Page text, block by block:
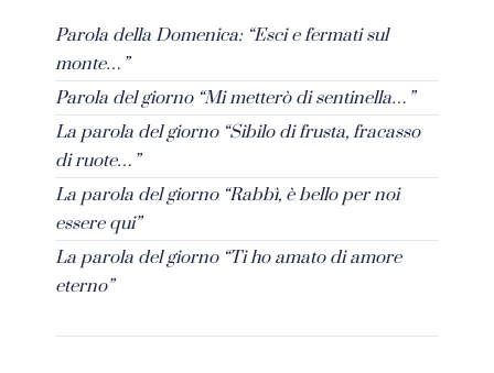
Parola della Domenica: “Esci e fermati sul
monte…”
Parola del giorno “Mi metterò di sentinella…”
La parola del giorno “Sibilo di frusta, fracasso
di ruote…”
La parola del giorno “Rabbì, è bello per noi
essere qui”
La parola del giorno “Ti ho amato di amore
eterno”